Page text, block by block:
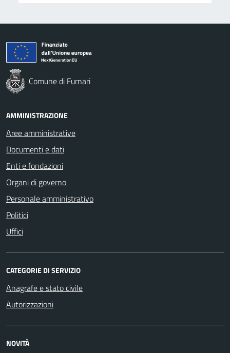
Comune di Furnari
AMMINISTRAZIONE
Aree amministrative
Documenti e dati
Enti e fondazioni
Organi di governo
Personale amministrativo
Politici
Uffici
CATEGORIE DI SERVIZIO
Anagrafe e stato civile
Autorizzazioni
NOVITÀ